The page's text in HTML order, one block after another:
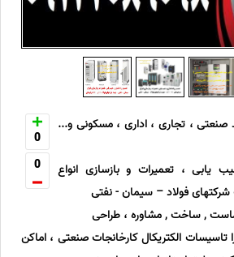
0
0
صنعتی ، تجاری ، اداری ، مسکونی و...
یابی ، تعمیرات و بازسازی انواع
, ساخت , مشاوره ، طراحی
تاسیسات الکتریکال کارخانجات صنعتی ، اماکن